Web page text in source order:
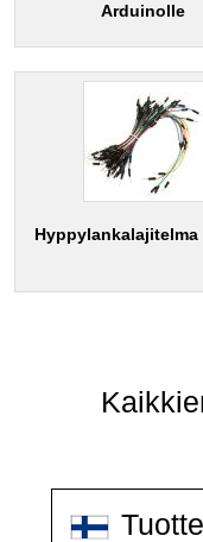
Arduinolle
Hyppylankalajitelma